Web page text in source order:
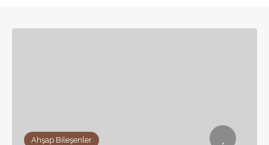
Ahşap Bileşenler